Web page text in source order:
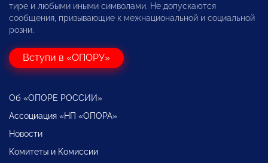
тире и любыми иными символами. Не допускаются
сообщения, призывающие к межнациональной и социальной
розни.
Вступи в «ОПОРУ»
Об «ОПОРЕ РОССИИ»
Ассоциация «НП «ОПОРА»
Новости
Комитеты и Комиссии